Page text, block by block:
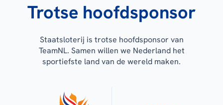
Trotse hoofdsponsor
Staatsloterij is trotse hoofdsponsor van
TeamNL. Samen willen we Nederland het
sportiefste land van de wereld maken.